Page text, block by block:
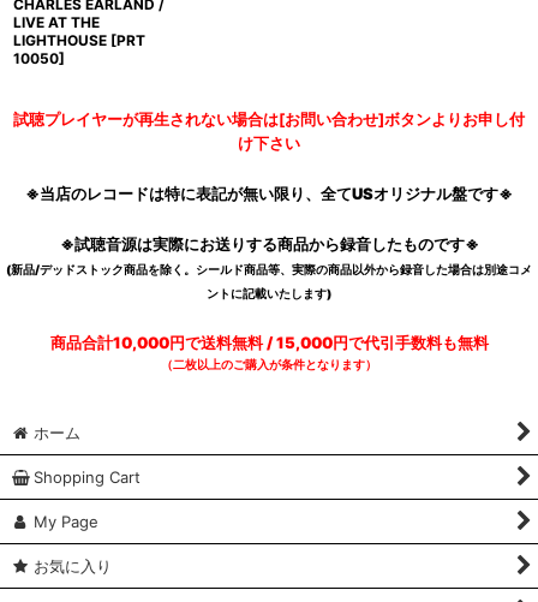
CHARLES EARLAND /
LIVE AT THE
LIGHTHOUSE [PRT
10050]
試聴プレイヤーが再生されない場合は[お問い合わせ]ボタンよりお申し付
け下さい
※当店のレコードは特に表記が無い限り、全てUSオリジナル盤です※
※試聴音源は実際にお送りする商品から録音したものです※
(新品/デッドストック商品を除く。シールド商品等、実際の商品以外から録音した場合は別途コメ
ントに記載いたします)
商品合計10,000円で送料無料 / 15,000円で代引手数料も無料
（二枚以上のご購入が条件となります）
ホーム
Shopping Cart
My Page
お気に入り